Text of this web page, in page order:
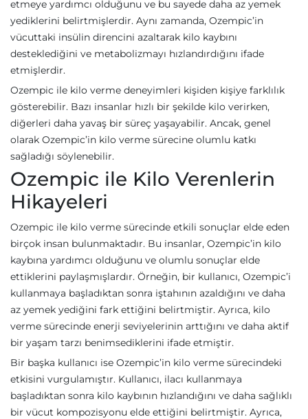
etmeye yardımcı olduğunu ve bu sayede daha az yemek
yediklerini belirtmişlerdir. Aynı zamanda, Ozempic’in
vücuttaki insülin direncini azaltarak kilo kaybını
desteklediğini ve metabolizmayı hızlandırdığını ifade
etmişlerdir.
Ozempic ile kilo verme deneyimleri kişiden kişiye farklılık
gösterebilir. Bazı insanlar hızlı bir şekilde kilo verirken,
diğerleri daha yavaş bir süreç yaşayabilir. Ancak, genel
olarak Ozempic’in kilo verme sürecine olumlu katkı
sağladığı söylenebilir.
Ozempic ile Kilo Verenlerin
Hikayeleri
Ozempic ile kilo verme sürecinde etkili sonuçlar elde eden
birçok insan bulunmaktadır. Bu insanlar, Ozempic’in kilo
kaybına yardımcı olduğunu ve olumlu sonuçlar elde
ettiklerini paylaşmışlardır. Örneğin, bir kullanıcı, Ozempic’i
kullanmaya başladıktan sonra iştahının azaldığını ve daha
az yemek yediğini fark ettiğini belirtmiştir. Ayrıca, kilo
verme sürecinde enerji seviyelerinin arttığını ve daha aktif
bir yaşam tarzı benimsediklerini ifade etmiştir.
Bir başka kullanıcı ise Ozempic’in kilo verme sürecindeki
etkisini vurgulamıştır. Kullanıcı, ilacı kullanmaya
başladıktan sonra kilo kaybının hızlandığını ve daha sağlıklı
bir vücut kompozisyonu elde ettiğini belirtmiştir. Ayrıca,